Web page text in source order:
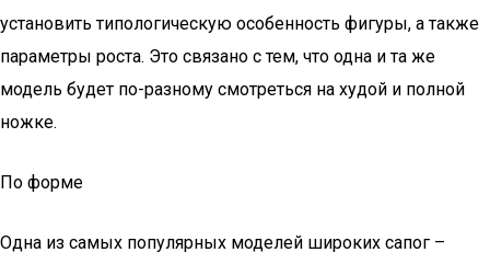
установить типологическую особенность фигуры, а также
параметры роста. Это связано с тем, что одна и та же
модель будет по-разному смотреться на худой и полной
ножке.
По форме
Одна из самых популярных моделей широких сапог –